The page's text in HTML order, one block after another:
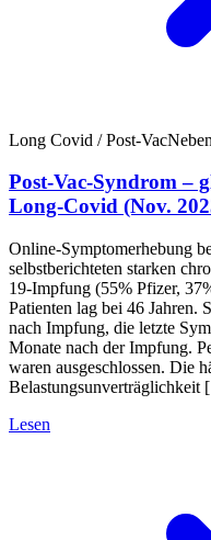
Long Covid / Post-Vac
Post-Vac-Syndrom –
Long-Covid (Nov.
Online-Symptomerhebung
selbstberichteten starken
19-Impfung (55% Pfizer,
Patienten lag bei 46 Jahren.
nach Impfung, die letzte
Monate nach der Impfung.
waren ausgeschlossen. Die
Lesen